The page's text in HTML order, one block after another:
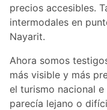
precios accesibles.
intermodales en
Nayarit.
Ahora somos
más visible y más
el turismo nacional
parecía lejano o